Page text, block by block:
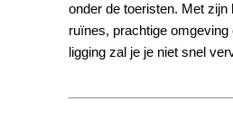
onder de toeristen. Met zijn
ruïnes, prachtige omgeving
ligging zal je je niet snel